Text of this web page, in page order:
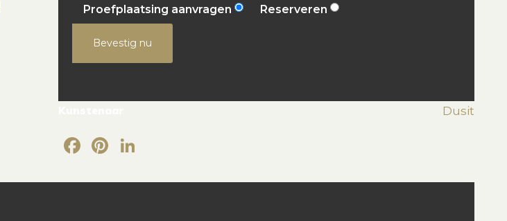
Proefplaatsing aanvragen Reserveren
Bevestig nu
Dusit
Facebook
Pinterest